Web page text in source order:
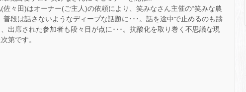
々田)はオーナー(ご主人)の依頼により、笑みなさん主催の“笑みな農
普段は話さないようなディープな話題に･･･。話を途中で止めるのも躊
出席された参加者も段々目が点に･･･。抗酸化を取り巻く不思議な現
第です。